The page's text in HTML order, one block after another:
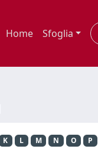
Home Sfoglia
K L M N O P